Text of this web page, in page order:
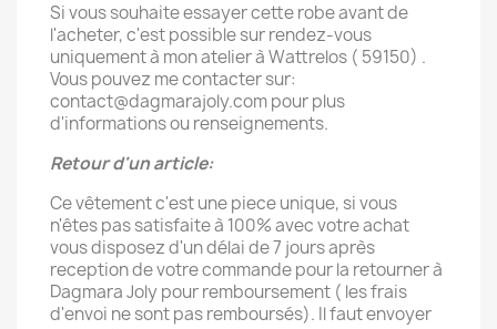
Si vous souhaite essayer cette robe avant de
l'acheter, c'est possible sur rendez-vous
uniquement à mon atelier à Wattrelos ( 59150) .
Vous pouvez me contacter sur:
contact@dagmarajoly.com pour plus
d'informations ou renseignements.
Retour d'un article:
Ce vêtement c'est une piece unique, si vous
n'êtes pas satisfaite à 100% avec votre achat
vous disposez d'un délai de 7 jours après
reception de votre commande pour la retourner à
Dagmara Joly pour remboursement ( les frais
d'envoi ne sont pas remboursés). Il faut envoyer